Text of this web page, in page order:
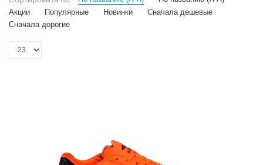
Акции
Популярные Новинки
Сначала дешевые
Сначала дорогие